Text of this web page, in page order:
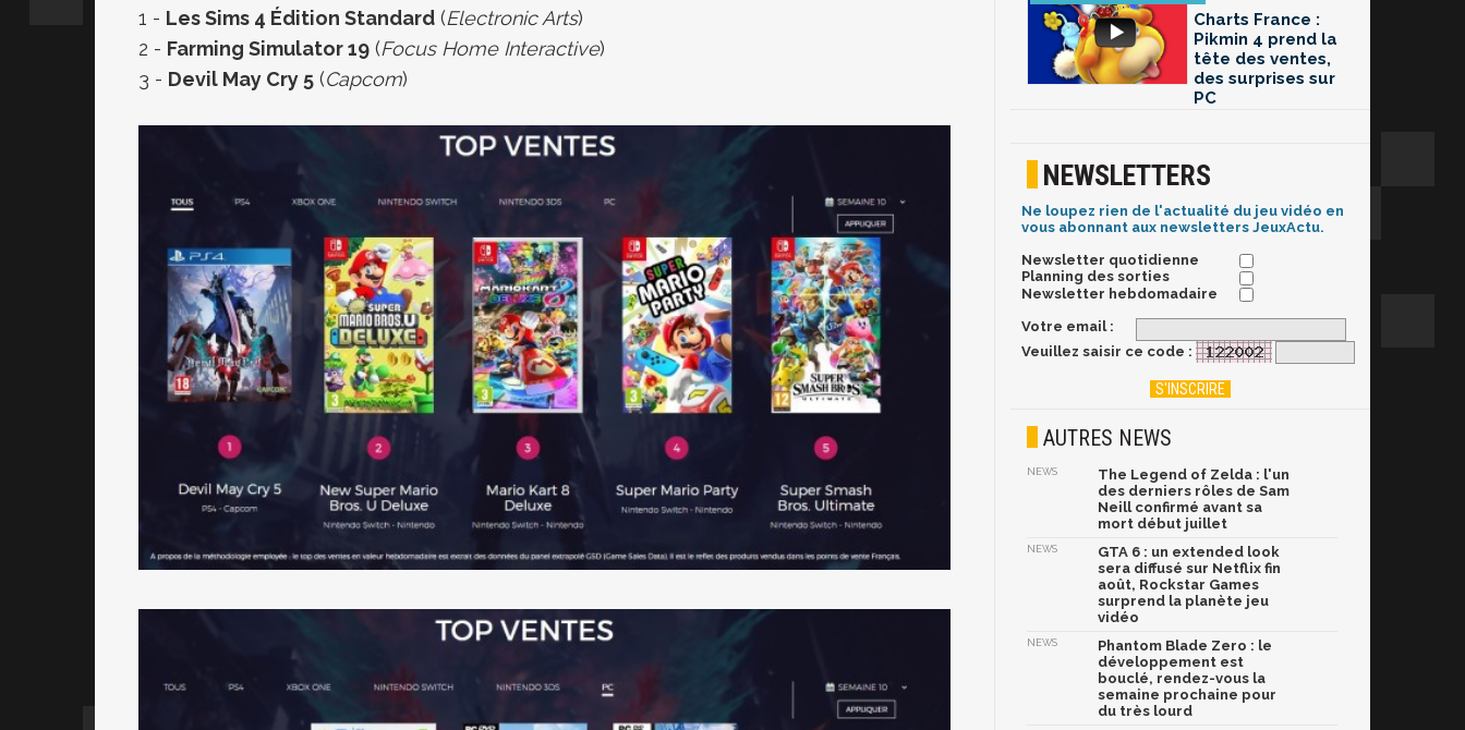
1 - Les Sims 4 Édition Standard (Electronic Arts)
2 - Farming Simulator 19 (Focus Home Interactive)
3 - Devil May Cry 5 (Capcom)
Charts France :
Pikmin 4 prend la
tête des ventes,
des surprises sur
PC
NEWSLETTERS
Ne loupez rien de l'actualité du jeu vidéo en
vous abonnant aux newsletters JeuxActu.
Newsletter quotidienne
Planning des sorties
Newsletter hebdomadaire
Votre email :
Veuillez saisir ce code :
AUTRES NEWS
NEWS
The Legend of Zelda : l'un
des derniers rôles de Sam
Neill confirmé avant sa
mort début juillet
NEWS
GTA 6 : un extended look
sera diffusé sur Netflix fin
août, Rockstar Games
surprend la planète jeu
vidéo
NEWS
Phantom Blade Zero : le
développement est
bouclé, rendez-vous la
semaine prochaine pour
du très lourd